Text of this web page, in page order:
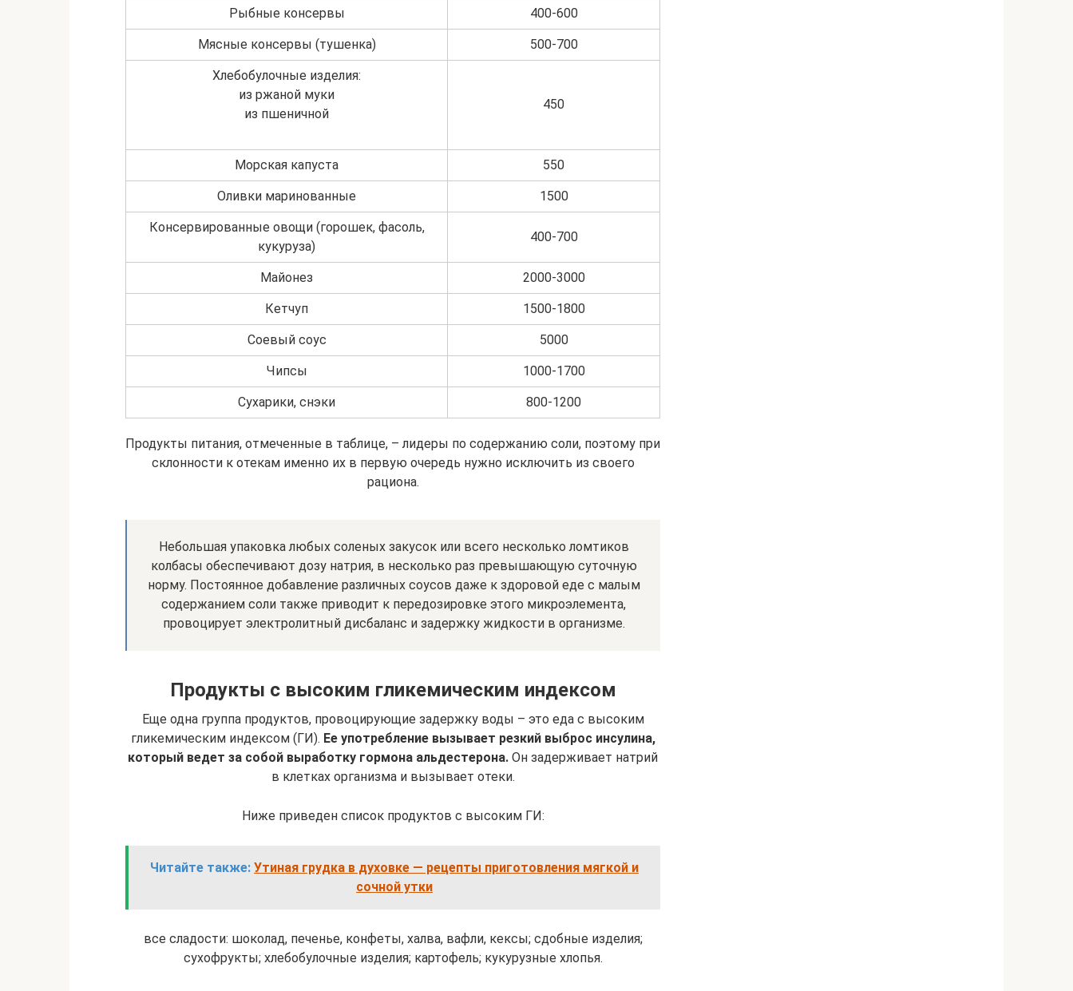
Рыбные консервы 400-600
Мясные консервы (тушенка) 500-700
Хлебобулочные изделия:
из ржаной муки
из пшеничной
450
Морская капуста 550
Оливки маринованные 1500
Консервированные овощи (горошек, фасоль,
кукуруза)
400-700
Майонез 2000-3000
Кетчуп 1500-1800
Соевый соус 5000
Чипсы 1000-1700
Сухарики, снэки 800-1200
Продукты питания, отмеченные в таблице, – лидеры по содержанию соли, поэтому при
склонности к отекам именно их в первую очередь нужно исключить из своего
рациона.
Небольшая упаковка любых соленых закусок или всего несколько ломтиков
колбасы обеспечивают дозу натрия, в несколько раз превышающую суточную
норму. Постоянное добавление различных соусов даже к здоровой еде с малым
содержанием соли также приводит к передозировке этого микроэлемента,
провоцирует электролитный дисбаланс и задержку жидкости в организме.
Продукты с высоким гликемическим индексом
Еще одна группа продуктов, провоцирующие задержку воды – это еда с высоким
гликемическим индексом (ГИ). Ее употребление вызывает резкий выброс инсулина,
который ведет за собой выработку гормона альдестерона. Он задерживает натрий
в клетках организма и вызывает отеки.
Ниже приведен список продуктов с высоким ГИ:
Читайте также: Утиная грудка в духовке — рецепты приготовления мягкой и
сочной утки
все сладости: шоколад, печенье, конфеты, халва, вафли, кексы; сдобные изделия;
сухофрукты; хлебобулочные изделия; картофель; кукурузные хлопья.